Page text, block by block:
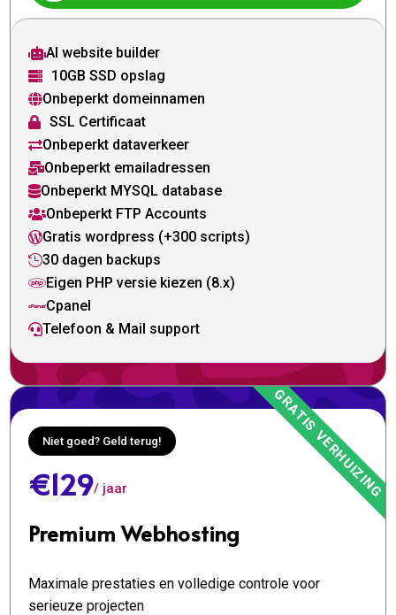
AI website builder
 10GB SSD opslag
Onbeperkt domeinnamen
 SSL Certificaat
Onbeperkt dataverkeer
Onbeperkt emailadressen
Onbeperkt MYSQL database
Onbeperkt FTP Accounts
Gratis wordpress (+300 scripts)
30 dagen backups
Eigen PHP versie kiezen (8.x)
Cpanel
Telefoon & Mail support
Niet goed? Geld terug!
€129/ jaar
Premium Webhosting
Maximale prestaties en volledige controle voor
serieuze projecten